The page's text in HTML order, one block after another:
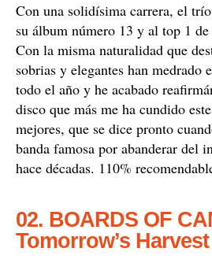
Con una solidísima carrera, el
su álbum número 13 y al top 1
Con la misma naturalidad que
sobrias y elegantes han medrado
todo el año y he acabado
disco que más me ha cundido
mejores, que se dice pronto
banda famosa por abanderar del
hace décadas. 110%
02. BOARDS OF
Tomorrow’s Harvest